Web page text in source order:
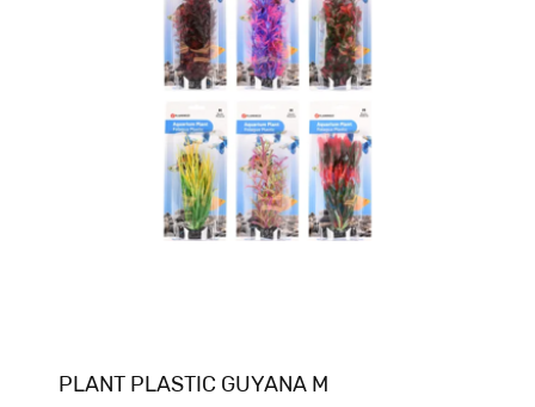
PLANT PLASTIC GUYANA M